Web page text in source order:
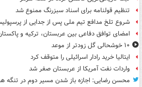
تنظیم قولنامه برای اسناد سبزرنگ ممنوع شد
شروع تلخ مدافع تیم ملی پس از جدایی از
امضای توافق دفاعی بین عربستان، ترکیه و
۱۰ خوشحالی گل زودتر از موعد
ایتالیا خرید رادار اسرائیلی را متوقف کرد
واردات نفت آمریکا از عربستان صفر شد
محسن رضایی: اجازه باز شدن مسیر دوم در تنگه